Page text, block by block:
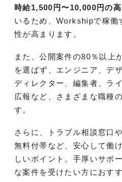
時給1,500円〜10,000円の
いるため、Workshipで稼働
性が高まります。
また、公開案件の80％以上
を選ばず、エンジニア、デ
ディレクター、編集者、ラ
広報など、さまざまな職種
す。
さらに、トラブル相談窓口
無料付帯など、安心して働
しいポイント。手厚いサポ
な案件を受けたい方におすす